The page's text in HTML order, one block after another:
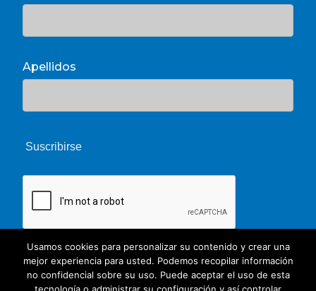
Apellidos
Usamos cookies para personalizar su contenido y crear una
mejor experiencia para usted. Podemos recopilar información
no confidencial sobre su uso. Puede aceptar el uso de esta